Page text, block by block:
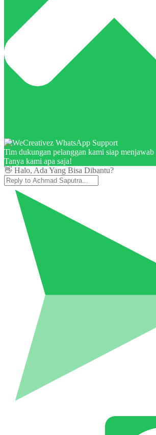
Tim dukungan pelanggan kami siap menjawab
Tanya kami apa saja!
👋 Halo, Ada Yang Bisa Dibantu?